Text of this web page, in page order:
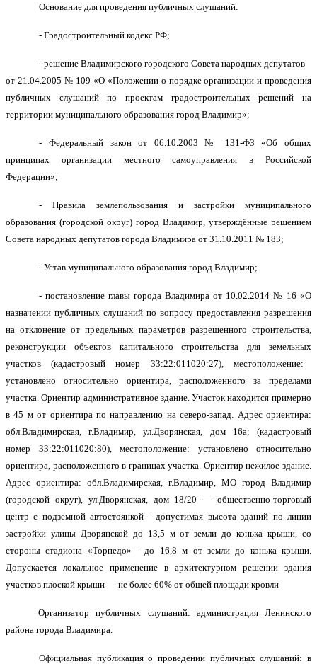
Основание для проведения публичных слушаний:
- Градостроительный кодекс РФ;
- решение Владимирского городского Совета народных депутатов
от 21.04.2005 № 109 «О «Положении о порядке организации и проведения
публичных слушаний по проектам градостроительных решений на
территории муниципального образования город Владимир»;
- Федеральный закон от 06.10.2003 № 131-ФЗ «Об общих
принципах организации местного самоуправления в Российской
Федерации»;
- Правила землепользования и застройки муниципального
образования (городской округ) город Владимир, утверждённые решением
Совета народных депутатов города Владимира от 31.10.2011 № 183;
- Устав муниципального образования город Владимир;
-постановление главы городаВладимираот 10 .02 .2014 № 16 «О
назначении публичных слушаний по вопросу предоставления разрешения
на отклонение от предельных параметров разрешенного строительства,
реконструкции объектов капитального строительства для земельных
участков (кадастровый номер 33:22:011020:27), местоположение:
установлено относительно ориентира, расположенного за пределами
участка.Ориентир административноездание.Участок находится примерно
в 45 м от ориентира по направлению на северо-запад. Адрес ориентира:
обл. Владимирская, г.Владимир,ул. Дворянская , дом 1 6а; (кадастровый
номер 33:22:011020:80), местоположение: установлено относительно
ориентира, расположенного в границах участка. Ориентир нежилое здание.
Адрес ориентира: обл. Владимирская, г.Владимир, МО город Владимир
(городской округ), ул. Дворянская, дом 18/20 — общественно-торговый
центр с подземной автостоянкой - допустимая высота зданий по линии
застройки улицы Дворянской до 13,5 м от земли до конька крыши, со
стороны стадиона «Торпедо» - до 16,8 м от земли до конька крыши.
Допускается локальное применение в архитектурном решении здания
участков плоской крыши — не более 60% от общей площади кровли
Организатор публичных слушаний: администрация Ленинского
района города Владимира.
Официальная публикация о проведении публичных слушаний: в